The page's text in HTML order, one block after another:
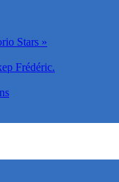
Stars »
Frédéric.